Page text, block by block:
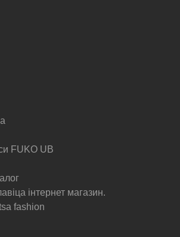
FUKO UB
інтернет магазин.
fashion